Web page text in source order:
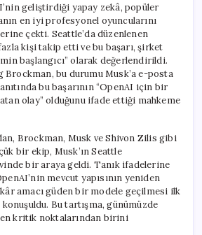
geliştirdiği yapay zekâ, popüler
en iyi profesyonel oyuncularını
çekti. Seattle’da düzenlenen
kişi takip etti ve bu başarı, şirket
başlangıcı” olarak değerlendirildi.
Brockman, bu durumu Musk’a e-posta
bu başarının “OpenAI için bir
olay” olduğunu ifade ettiği mahkeme
Brockman, Musk ve Shivon Zilis gibi
bir ekip, Musk’ın Seattle
bir araya geldi. Tanık ifadelerine
mevcut yapısının yeniden
amacı güden bir modele geçilmesi ilk
Bu tartışma, günümüzde
en kritik noktalarından birini